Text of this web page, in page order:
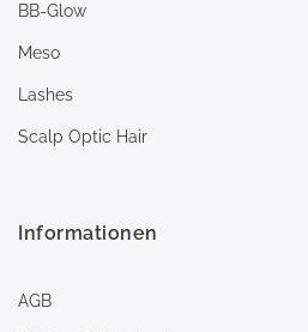
BB-Glow
Meso
Lashes
Scalp Optic Hair
Informationen
AGB